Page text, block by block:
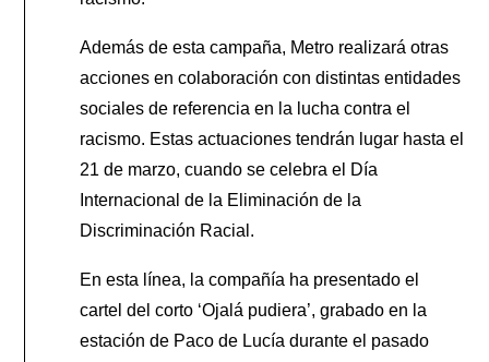
Además de esta campaña, Metro realizará otras
acciones en colaboración con distintas entidades
sociales de referencia en la lucha contra el
racismo. Estas actuaciones tendrán lugar hasta el
21 de marzo, cuando se celebra el Día
Internacional de la Eliminación de la
Discriminación Racial.
En esta línea, la compañía ha presentado el
cartel del corto ‘Ojalá pudiera’, grabado en la
estación de Paco de Lucía durante el pasado